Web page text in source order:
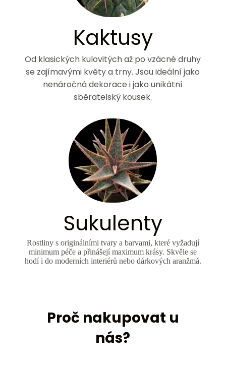
Kaktusy
Od klasických kulovitých až po vzácné druhy
se zajímavými květy a trny. Jsou ideální jako
nenáročná dekorace i jako unikátní
sběratelský kousek.
Sukulenty
Rostliny s originálními tvary a barvami, které vyžadují
minimum péče a přinášejí maximum krásy. Skvěle se
hodí i do moderních interiérů nebo dárkových aranžmá.
Proč nakupovat u
nás?